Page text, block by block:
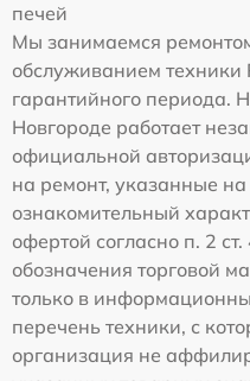
печей
Мы занимаемся
обслуживанием техники
гарантийного периода.
Новгороде работает
официальной
на ремонт, указанные
ознакомительный
офертой согласно п. 2
обозначения торговой
только в
перечень техники, с
организация не